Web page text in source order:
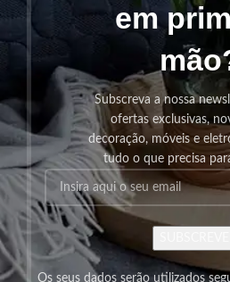
em
Subscreva a nossa
ofertas exclusivas,
decoração, móveis e
tudo o que precisa
Os seus dados serão utilizados